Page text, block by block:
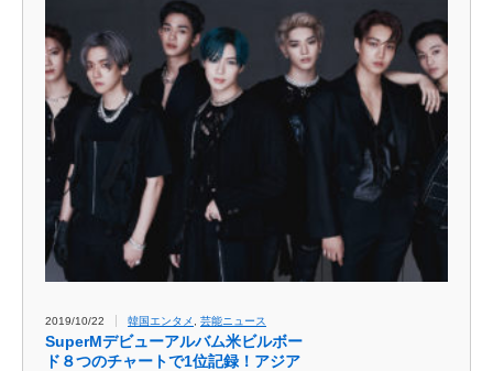
2019/10/22 韓国エンタメ 芸能ニュース
SuperMデビューアルバム米ビルボー
ド８つのチャートで1位記録！アジア